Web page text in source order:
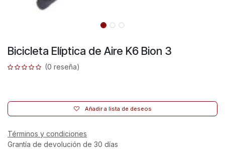
Bicicleta Elíptica de Aire K6 Bion 3
(0 reseña)
Añadir a lista de deseos
Términos y condiciones
Grantía de devolución de 30 días